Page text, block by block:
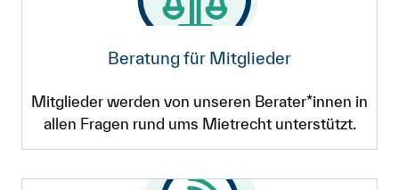
Beratung für Mitglieder
Mitglieder werden von unseren Berater*innen in
allen Fragen rund ums Mietrecht unterstützt.